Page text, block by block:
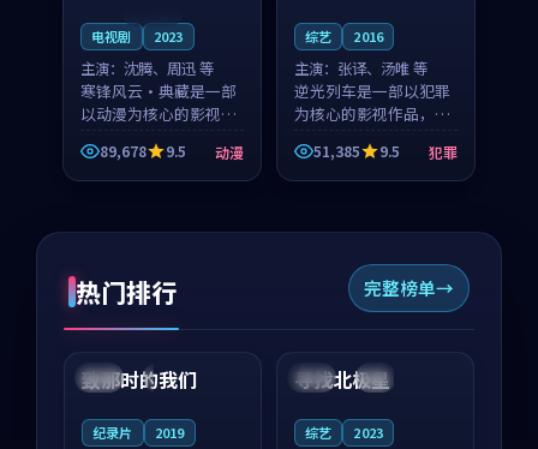
电视剧 2023
主演： 沈腾、周迅 等
寒锋风云·典藏是一部
以动漫为核心的影视作
品，围绕危机、反转与
人物成长展开，整体节
奏紧凑，值得推荐观
89,678 9.5 动漫
综艺 2016
主演： 张译、汤唯 等
逆光列车是一部以犯罪
为核心的影视作品，围
绕危机、反转与人物成
长展开，整体节奏紧
凑，值得推荐观看。
51,385 9.5 犯罪
热门排行 完整榜单
中国 4K
99:22
致那时的我们
纪录片 2019
中国 4K
99:18
寻找北极星
综艺 2023